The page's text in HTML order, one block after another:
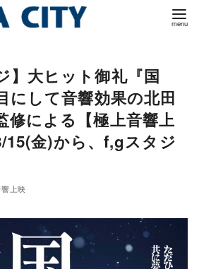
】大ヒット御礼『国
にして音響効果の北田
修による【極上音響上
15(金)から、f,gスタジ
上映